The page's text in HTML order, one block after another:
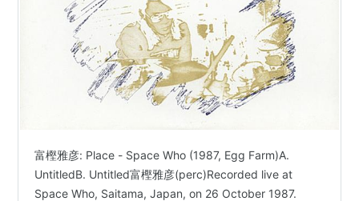
富樫雅彦: Place - Space Who (1987, Egg Farm)A.
UntitledB. Untitled富樫雅彦(perc)Recorded live at
Space Who, Saitama, Japan, on 26 October 1987.